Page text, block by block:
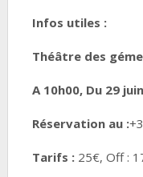
Infos utiles :
Théâtre des
A 10h00, Du 29
Réservation au :
Tarifs : 25€, Off :